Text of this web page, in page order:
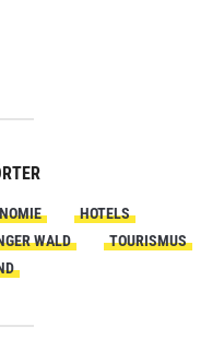
HOTELS
WALD
TOURISMUS